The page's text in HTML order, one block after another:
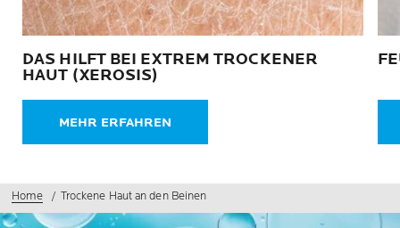
DAS HILFT BEI EXTREM TROCKENER
HAUT (XEROSIS)
MEHR ERFAHREN
Home Trockene Haut an den Beinen